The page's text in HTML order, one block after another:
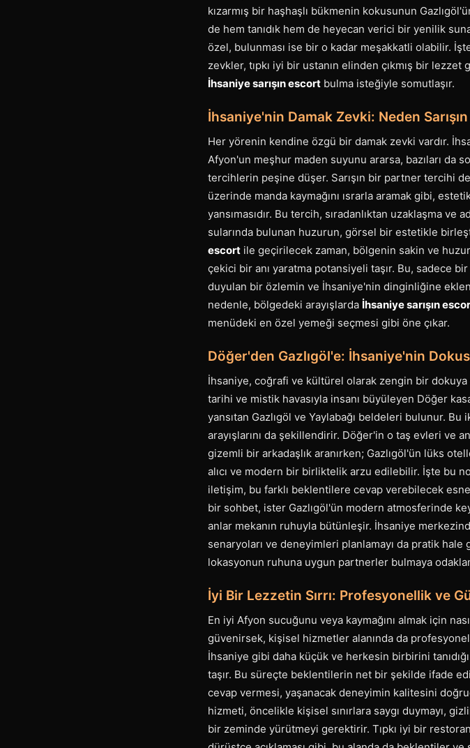
kızarmış bir haşhaşlı bükmenin kokusunun
de hem tanıdık hem de heyecan verici bir yenilik
özel, bulunması ise bir o kadar meşakkatli olabilir.
zevkler, tıpkı iyi bir ustanın elinden çıkmış bir lezzet
İhsaniye sarışın escort bulma isteğiyle somutlaşır.
İhsaniye'nin Damak Zevki: Neden
Her yörenin kendine özgü bir damak zevki vardır.
Afyon'un meşhur maden suyunu ararsa, bazıları da
tercihlerin peşine düşer. Sarışın bir partner tercihi
üzerinde manda kaymağını ısrarla aramak gibi,
yansımasıdır. Bu tercih, sıradanlıktan uzaklaşma ve
sularında bulunan huzurun, görsel bir estetikle
escort ile geçirilecek zaman, bölgenin sakin ve
çekici bir anı yaratma potansiyeli taşır. Bu, sadece
duyulan bir özlemin ve İhsaniye'nin dinginliğine
nedenle, bölgedeki arayışlarda İhsaniye sarışın
menüdeki en özel yemeği seçmesi gibi öne çıkar.
Döğer'den Gazlıgöl'e: İhsaniye'nin
İhsaniye, coğrafi ve kültürel olarak zengin bir
tarihi ve mistik havasıyla insanı büyüleyen Döğer
yansıtan Gazlıgöl ve Yaylabağı beldeleri bulunur.
arayışlarını da şekillendirir. Döğer'in o taş evleri ve
gizemli bir arkadaşlık aranırken; Gazlıgöl'ün lüks
alıcı ve modern bir birliktelik arzu edilebilir. İşte bu
iletişim, bu farklı beklentilere cevap verebilecek
bir sohbet, ister Gazlıgöl'ün modern atmosferinde
anlar mekanın ruhuyla bütünleşir. İhsaniye
senaryoları ve deneyimleri planlamayı da pratik
lokasyonun ruhuna uygun partnerler bulmaya
İyi Bir Lezzetin Sırrı: Profesyonellik ve
En iyi Afyon sucuğunu veya kaymağını almak için
güvenirsek, kişisel hizmetler alanında da
İhsaniye gibi daha küçük ve herkesin birbirini
taşır. Bu süreçte beklentilerin net bir şekilde ifade
cevap vermesi, yaşanacak deneyimin kalitesini
hizmeti, öncelikle kişisel sınırlara saygı duymayı,
bir zeminde yürütmeyi gerektirir. Tıpkı iyi bir